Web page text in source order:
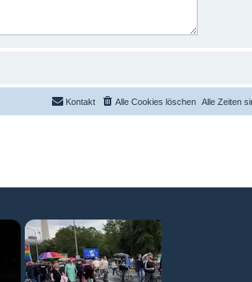
Alle Zeiten
Alle Cookies löschen
Kontakt